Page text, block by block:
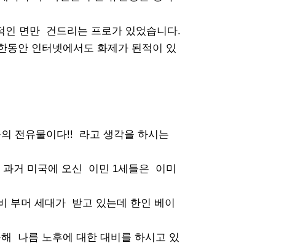
인 면만 건드리는 프로가 있었습니다.
안 인터넷에서도 화제가 된적이 있
전유물이다!! 라고 생각을 하시는
거 미국에 오신 이민 1세들은 이미
부머 세대가 받고 있는데 한인 베이
나름 노후에 대한 대비를 하시고 있